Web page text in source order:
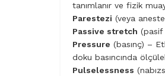
tanımlanır ve fizik
Parestezi (veya
Passive stretch (pasif
Pressure (basınç) –
doku basıncında
Pulselessness